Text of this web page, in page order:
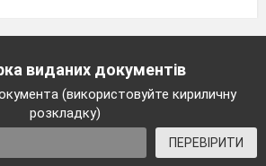
є найбільш масовою формою
формою позааудиторної
гурткових занять підпорядкована
та
відповідає інтересам
гуртка студенти удосконалюють
виданих документів
(використовуйте кириличну
розкладку)
ПЕРЕВІРИТИ